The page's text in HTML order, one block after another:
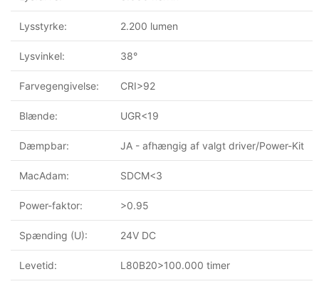
Lysstyrke: 2.200 lumen
Lysvinkel: 38°
Farvegengivelse: CRI>92
Blænde: UGR<19
Dæmpbar: JA - afhængig af valgt driver/Power-Kit
MacAdam: SDCM<3
Power-faktor: >0.95
Spænding (U): 24V DC
Levetid: L80B20>100.000 timer